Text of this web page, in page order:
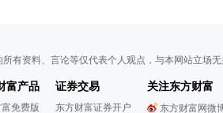
有资料、言论等仅代表个人观点，与本网站立场
富产品
免费版
证券交易
东方财富证券开户
关注东方财富
东方财富网微